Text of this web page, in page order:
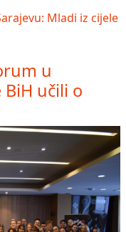
u
BiH učili o